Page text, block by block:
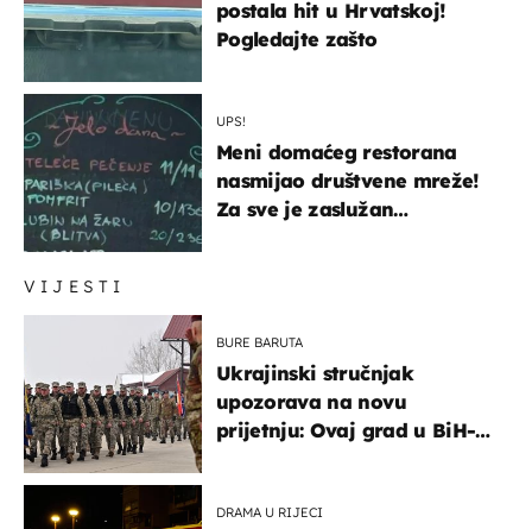
VIJESTI
BURE BARUTA
Ukrajinski stručnjak
upozorava na novu
prijetnju: Ovaj grad u BiH-u
DRAMA U RIJECI
postala hit u Hrvatskoj!
Pogledajte zašto
UPS!
Meni domaćeg restorana
nasmijao društvene mreže!
Za sve je zaslužan